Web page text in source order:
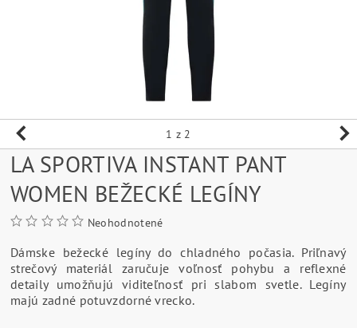
1 z 2
LA SPORTIVA INSTANT PANT
WOMEN BEŽECKÉ LEGÍNY
Neohodnotené
Dámske bežecké legíny do chladného počasia. Priľnavý
strečový materiál zaručuje voľnosť pohybu a reflexné
detaily umožňujú viditeľnosť pri slabom svetle. Legíny
majú zadné potuvzdorné vrecko.